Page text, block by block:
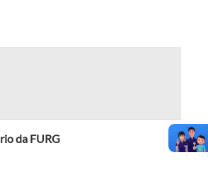
da FURG